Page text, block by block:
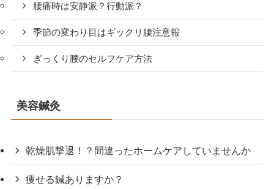
腰痛時は安静派？行動派？
季節の変わり目はギックリ腰注意報
ぎっくり腰のセルフケア方法
美容鍼灸
乾燥肌撃退！？間違ったホームケアしていませんか
痩せる鍼ありますか？